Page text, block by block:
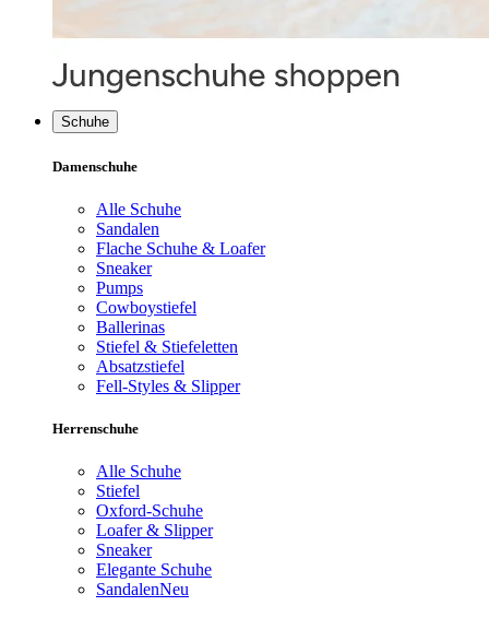
Schuhe
Damenschuhe
Alle Schuhe
Sandalen
Flache Schuhe & Loafer
Sneaker
Pumps
Cowboystiefel
Ballerinas
Stiefel & Stiefeletten
Absatzstiefel
Fell-Styles & Slipper
Herrenschuhe
Alle Schuhe
Stiefel
Oxford-Schuhe
Loafer & Slipper
Sneaker
Elegante Schuhe
SandalenNeu